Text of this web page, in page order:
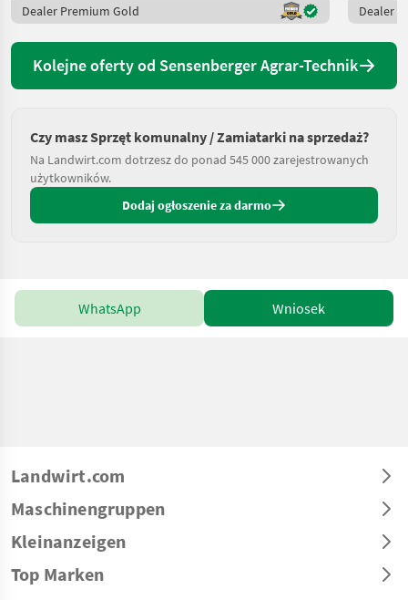
Dealer Premium Gold Dealer
Kolejne oferty od Sensenberger Agrar-Technik
Czy masz Sprzęt komunalny / Zamiatarki na sprzedaż?
Na Landwirt.com dotrzesz do ponad 545 000 zarejestrowanych
użytkowników.
Dodaj ogłoszenie za darmo
WhatsApp Wniosek
Landwirt.com
Maschinengruppen
Kleinanzeigen
Top Marken